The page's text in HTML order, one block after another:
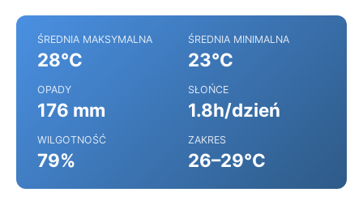
ŚREDNIA MAKSYMALNA
28°C
ŚREDNIA MINIMALNA
23°C
OPADY
176 mm
SŁOŃCE
1.8h/dzień
WILGOTNOŚĆ
79%
ZAKRES
26–29°C